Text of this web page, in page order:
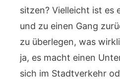
sitzen? Vielleicht ist es
und zu einen Gang
zu überlegen, was
ja, es macht einen
sich im Stadtverkehr